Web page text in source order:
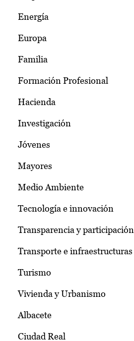
Energía
Europa
Familia
Formación Profesional
Hacienda
Investigación
Jóvenes
Mayores
Medio Ambiente
Tecnología e innovación
Transparencia y participación
Transporte e infraestructuras
Turismo
Vivienda y Urbanismo
Albacete
Ciudad Real